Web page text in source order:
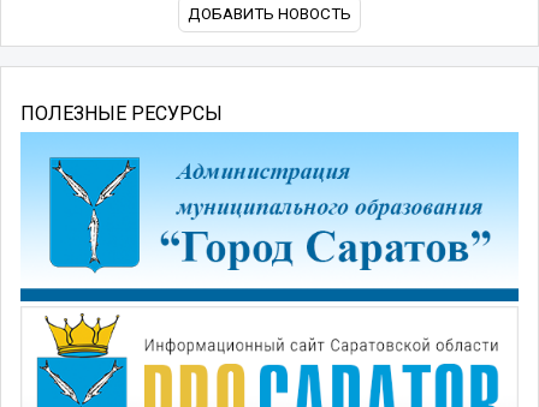
ДОБАВИТЬ НОВОСТЬ
ПОЛЕЗНЫЕ РЕСУРСЫ